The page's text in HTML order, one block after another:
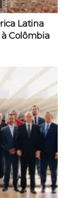
Latina
Colômbia